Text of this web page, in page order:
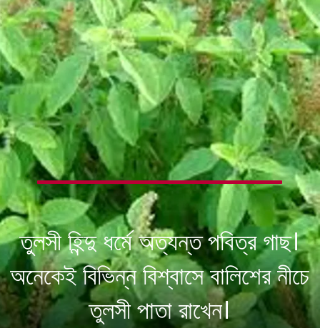
তুলসী হিন্দু ধর্মে অত্যন্ত পবিত্র গাছ।
অনেকেই বিভিন্ন বিশ্বাসে বালিশের নীচে
তুলসী পাতা রাখেন।